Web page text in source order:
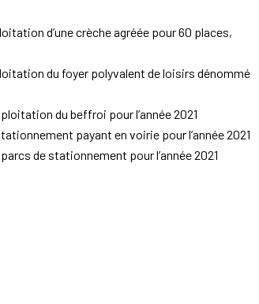
d’une crèche agréée pour 60 places,
du foyer polyvalent de loisirs dénommé
du beffroi pour l’année 2021
payant en voirie pour l’année 2021
de stationnement pour l’année 2021